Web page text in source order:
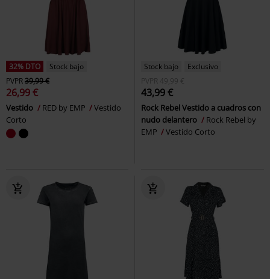
32% DTO
Stock bajo
PVPR39,99 €
26,99 €
Vestido RED by EMP
Vestido
Corto
Stock bajo
Exclusivo
PVPR 49,99 €
43,99 €
Rock Rebel Vestido a cuadros con
nudo delantero
Rock Rebel by
EMP
Vestido Corto